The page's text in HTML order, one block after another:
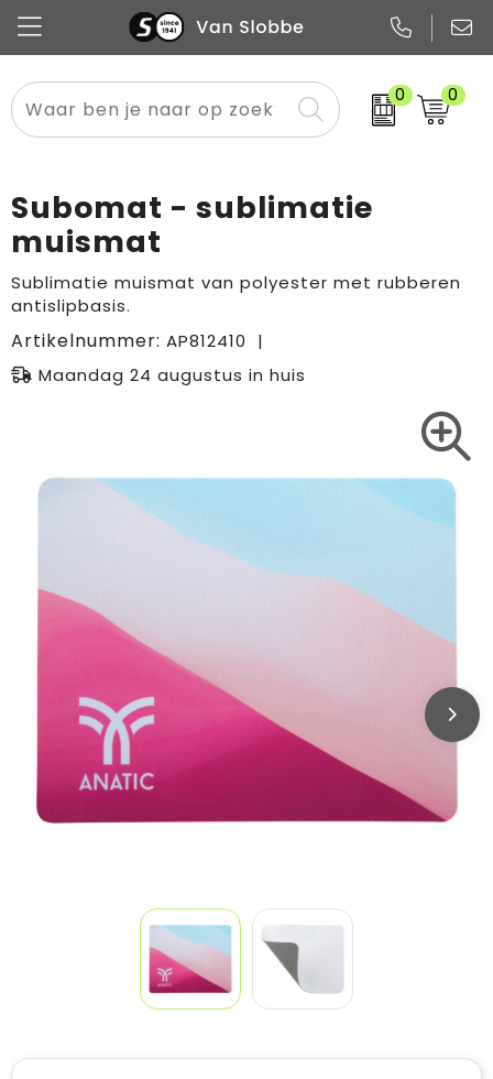
0 0
Alle categorieën
Snoep
Promo
Pennen
Notitieboekjes
Papier
Flessen
Glazen en karaffen
Merken
Meest gekozen
Sportkleding
Overig textiel
Boodschappen- en draagtassen
Sport & vrije tijd
Rugzakken
Subomat - sublimatie
muismat
Sublimatie muismat van polyester met rubberen
antislipbasis.
Artikelnummer: AP812410
Maandag 24 augustus in huis